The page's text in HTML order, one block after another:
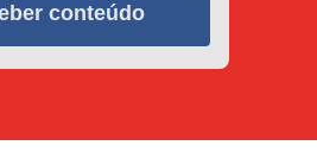
conteúdo